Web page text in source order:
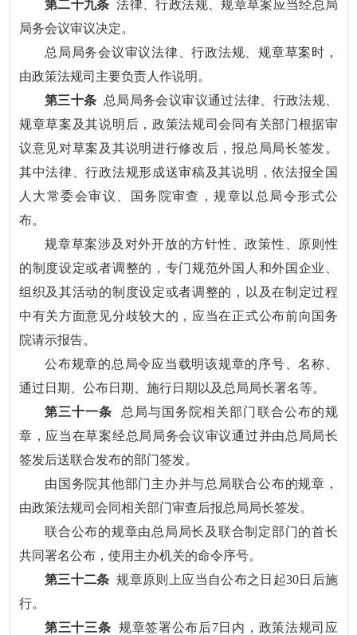
第二十九条 法律、行政法规、规章草案应当经总局
局务会议审议决定。
总局局务会议审议法律、行政法规、规章草案时，
由政策法规司主要负责人作说明。
第三十条 总局局务会议审议通过法律、行政法规、
规章草案及其说明后，政策法规司会同有关部门根据审
议意见对草案及其说明进行修改后，报总局局长签发。
其中法律、行政法规形成送审稿及其说明，依法报全国
人大常委会审议、国务院审查，规章以总局令形式公
布。
规章草案涉及对外开放的方针性、政策性、原则性
的制度设定或者调整的，专门规范外国人和外国企业、
组织及其活动的制度设定或者调整的，以及在制定过程
中有关方面意见分歧较大的，应当在正式公布前向国务
院请示报告。
公布规章的总局令应当载明该规章的序号、名称、
通过日期、公布日期、施行日期以及总局局长署名等。
第三十一条 总局与国务院相关部门联合公布的规
章，应当在草案经总局局务会议审议通过并由总局局长
签发后送联合发布的部门签发。
由国务院其他部门主办并与总局联合公布的规章，
由政策法规司会同相关部门审查后报总局局长签发。
联合公布的规章由总局局长及联合制定部门的首长
共同署名公布，使用主办机关的命令序号。
第三十二条 规章原则上应当自公布之日起30日后施
行。
第三十三条 规章签署公布后7日内，政策法规司应